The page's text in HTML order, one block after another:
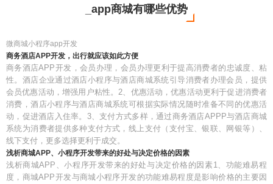
_app商城有哪些优势
微商城小程序app开发
商务酒店APP开发，出行就应该如此方便
商务酒店APP开发，会员办理，会员办理更利于提高消费者的忠诚度、粘
性。酒店企业通过酒店小程序与酒店商城系统引导消费者办理会员，提供
会员优惠活动，增强用户粘性。2、优惠活动，优惠活动更利于促进消费者
消费，酒店小程序与酒店商城系统可根据实际情况随时准备不同的优惠活
动，促进酒店入住率。3、支付方式多样，通过商务酒店APPP与酒店商城
系统为消费者提供多种支付方式，线上支付（支付宝、银联、网银等）、
线下支付，更多选择更利于成交。
浅析商城APP、小程序开发带来的好处与决定价格的因素
浅析商城APP、小程序开发带来的好处与决定价格的因素1、功能难易程
度，商城APP开发与商城小程序开发的功能难易程度是影响价格的主要因